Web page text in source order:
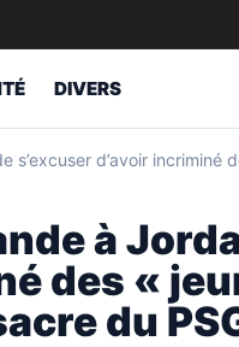
DIVERS
d’avoir incriminé
à
des «
du